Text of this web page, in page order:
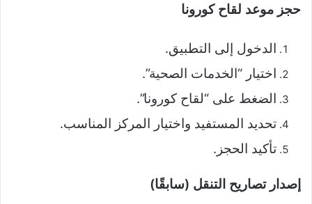
حجز موعد لقاح كورونا
الدخول إلى التطبيق.
اختيار “الخدمات الصحية”.
الضغط على “لقاح كورونا”.
تحديد المستفيد واختيار المركز المناسب.
تأكيد الحجز.
إصدار تصاريح التنقل (سابقًا)